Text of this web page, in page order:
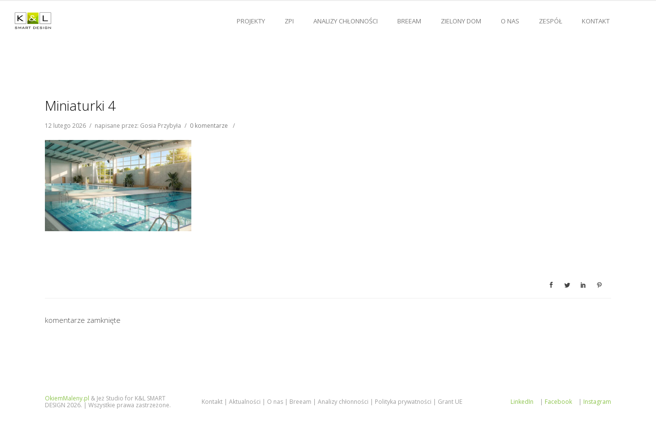
PROJEKTY ZPI ANALIZY CHŁONNOŚCI BREEAM ZIELONY DOM O NAS ZESPÓŁ KONTAKT
Miniaturki 4
12 lutego 2026 / napisane przez: Gosia Przybyła / 0 komentarze /
komentarze zamknięte
OkiemMaleny.pl & Jeż Studio for K&L SMART
DESIGN 2026. | Wszystkie prawa zastrzeżone.
Kontakt Aktualności O nas Breeam Analizy chłonności Polityka prywatności Grant UE LinkedIn | Facebook | Instagram